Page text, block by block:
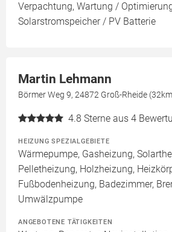
Verpachtung, Wartung /
Solarstromspeicher / PV Batterie
Martin Lehmann
Börmer Weg 9, 24872 Groß-Rheide
4.8 Sterne aus 4
HEIZUNG SPEZIALGEBIETE
Wärmepumpe, Gasheizung,
Pelletheizung, Holzheizung,
Fußbodenheizung, Badezimmer,
Umwälzpumpe
ANGEBOTENE TÄTIGKEITEN